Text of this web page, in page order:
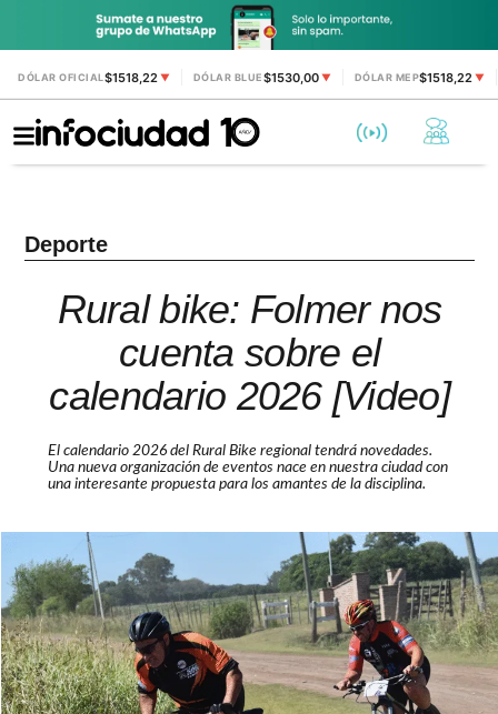
DÓLAR OFICIAL$1518,22 ▼ DÓLAR BLUE$1530,00 ▼ DÓLAR MEP$1518,22 ▼
Deporte
Rural bike: Folmer nos
cuenta sobre el
calendario 2026 [Video]
El calendario 2026 del Rural Bike regional tendrá novedades.
Una nueva organización de eventos nace en nuestra ciudad con
una interesante propuesta para los amantes de la disciplina.